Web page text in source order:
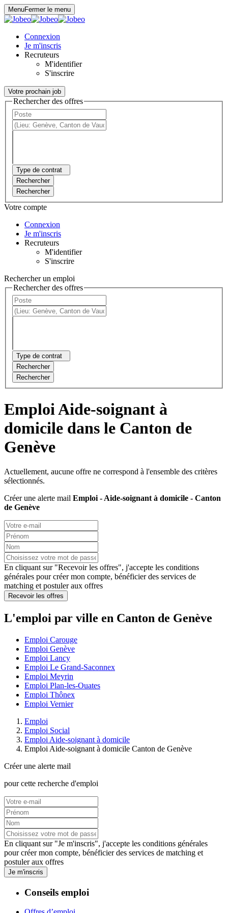
MenuFermer le menu
Connexion
Je m'inscris
Recruteurs
M'identifier
S'inscrire
Votre prochain job
Rechercher des offres
Type de contrat
Rechercher
Rechercher
Votre compte
Connexion
Je m'inscris
Recruteurs
M'identifier
S'inscrire
Rechercher un emploi
Rechercher des offres
Type de contrat
Rechercher
Rechercher
Emploi Aide-soignant à
domicile dans le Canton de
Genève
Actuellement, aucune offre ne correspond à l'ensemble des critères
sélectionnés.
Créer une alerte mail Emploi - Aide-soignant à domicile - Canton
de Genève
En cliquant sur "Recevoir les offres", j'accepte les conditions
générales pour créer mon compte, bénéficier des services de
matching et postuler aux offres
Recevoir les offres
L'emploi par ville en Canton de Genève
Emploi Carouge
Emploi Genève
Emploi Lancy
Emploi Le Grand-Saconnex
Emploi Meyrin
Emploi Plan-les-Ouates
Emploi Thônex
Emploi Vernier
Emploi
Emploi Social
Emploi Aide-soignant à domicile
Emploi Aide-soignant à domicile Canton de Genève
Créer une alerte mail
pour cette recherche d'emploi
En cliquant sur "Je m'inscris", j'accepte les conditions générales
pour créer mon compte, bénéficier des services de matching et
postuler aux offres
Je m'inscris
Conseils emploi
Panneau de gestion des cookies